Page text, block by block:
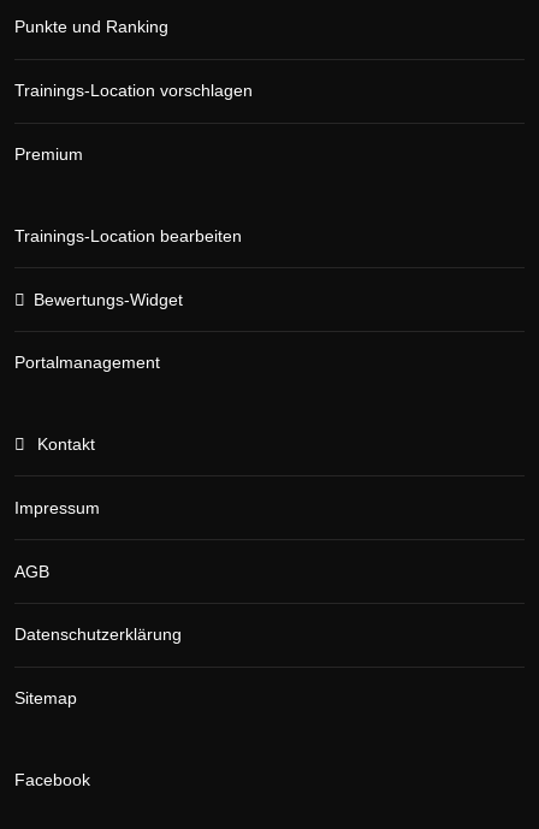
Punkte und Ranking
Trainings-Location vorschlagen
Premium
Trainings-Location bearbeiten
Bewertungs-Widget
Portalmanagement
Kontakt
Impressum
AGB
Datenschutzerklärung
Sitemap
Facebook